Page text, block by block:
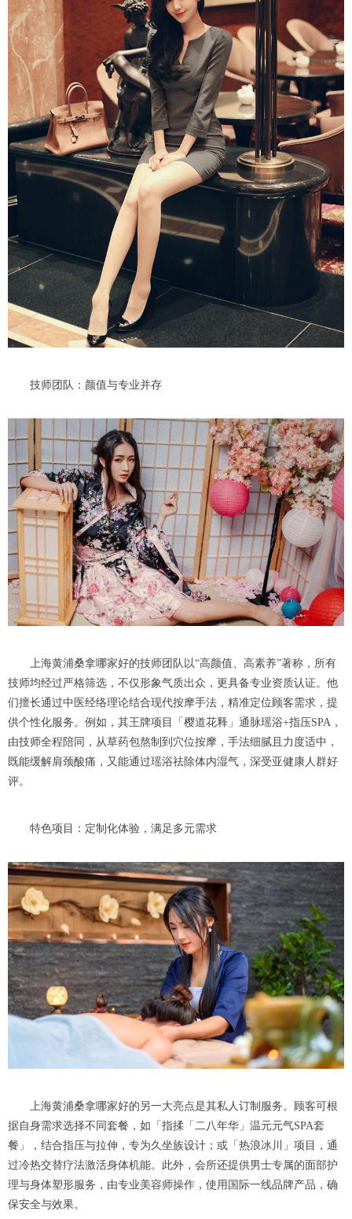
技师团队：颜值与专业并存
上海黄浦桑拿哪家好的技师团队以“高颜值、高素养”著称，所有
技师均经过严格筛选，不仅形象气质出众，更具备专业资质认证。他
们擅长通过中医经络理论结合现代按摩手法，精准定位顾客需求，提
供个性化服务。例如，其王牌项目「樱道花释」通脉瑶浴+指压SPA，
由技师全程陪同，从草药包熬制到穴位按摩，手法细腻且力度适中，
既能缓解肩颈酸痛，又能通过瑶浴祛除体内湿气，深受亚健康人群好
评。
特色项目：定制化体验，满足多元需求
上海黄浦桑拿哪家好的另一大亮点是其私人订制服务。顾客可根
据自身需求选择不同套餐，如「指揉「二八年华」温元元气SPA套
餐」，结合指压与拉伸，专为久坐族设计；或「热浪冰川」项目，通
过冷热交替疗法激活身体机能。此外，会所还提供男士专属的面部护
理与身体塑形服务，由专业美容师操作，使用国际一线品牌产品，确
保安全与效果。